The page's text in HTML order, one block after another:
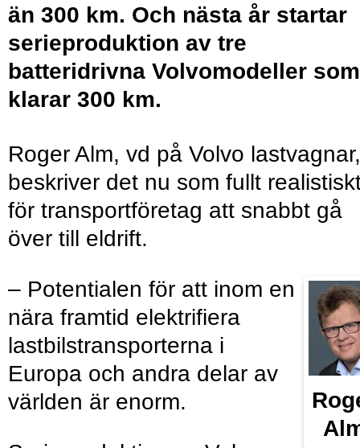
än 300 km. Och nästa år startar
serieproduktion av tre
batteridrivna Volvomodeller som
klarar 300 km.
Roger Alm, vd på Volvo lastvagnar,
beskriver det nu som fullt
för transportföretag att snabbt gå
över till eldrift.
– Potentialen för att inom en
nära framtid elektrifiera
lastbilstransporterna i
Europa och andra delar av
världen är enorm.